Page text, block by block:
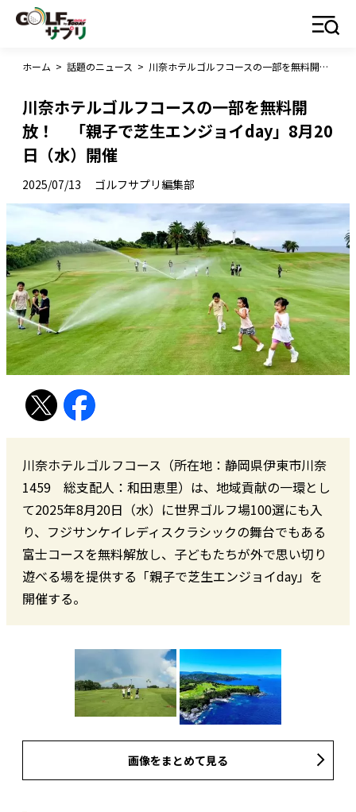
ホーム > 話題のニュース > 川奈ホテルゴルフコースの一部を無料開放！ 「親子で芝生エンジョイday」8月20日（水）開催
川奈ホテルゴルフコースの一部を無料開
放！ 「親子で芝生エンジョイday」8月20
日（水）開催
2025/07/13 ゴルフサプリ編集部
川奈ホテルゴルフコース（所在地：静岡県伊東市川奈
1459 総支配人：和田恵里）は、地域貢献の一環とし
て2025年8月20日（水）に世界ゴルフ場100選にも入
り、フジサンケイレディスクラシックの舞台でもある
富士コースを無料解放し、子どもたちが外で思い切り
遊べる場を提供する「親子で芝生エンジョイday」を
開催する。
画像をまとめて見る